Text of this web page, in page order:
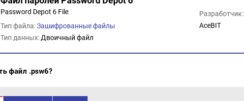
Password Depot 6 File
Тип файла:Зашифрованные файлы
Тип данных: Двоичный файл
Разработчик:
AceBIT
файл .psw6?